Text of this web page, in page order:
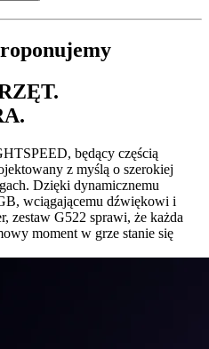
będący częścią
z myślą o szerokiej
Dzięki dynamicznemu
wciągającemu dźwiękowi i
zestaw G522 sprawi, że każda
moment w grze stanie się